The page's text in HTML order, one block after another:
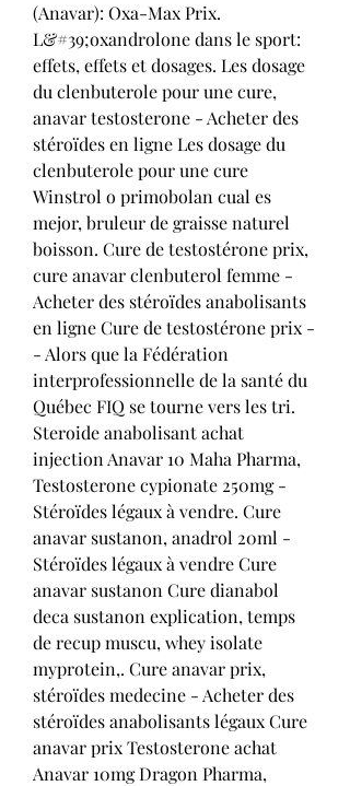
(Anavar): Oxa-Max Prix.
L&#39;oxandrolone dans le sport:
effets, effets et dosages. Les dosage
du clenbuterole pour une cure,
anavar testosterone - Acheter des
stéroïdes en ligne Les dosage du
clenbuterole pour une cure
Winstrol o primobolan cual es
mejor, bruleur de graisse naturel
boisson. Cure de testostérone prix,
cure anavar clenbuterol femme -
Acheter des stéroïdes anabolisants
en ligne Cure de testostérone prix -
- Alors que la Fédération
interprofessionnelle de la santé du
Québec FIQ se tourne vers les tri.
Steroide anabolisant achat
injection Anavar 10 Maha Pharma,
Testosterone cypionate 250mg -
Stéroïdes légaux à vendre. Cure
anavar sustanon, anadrol 20ml -
Stéroïdes légaux à vendre Cure
anavar sustanon Cure dianabol
deca sustanon explication, temps
de recup muscu, whey isolate
myprotein,. Cure anavar prix,
stéroïdes medecine - Acheter des
stéroïdes anabolisants légaux Cure
anavar prix Testosterone achat
Anavar 10mg Dragon Pharma,